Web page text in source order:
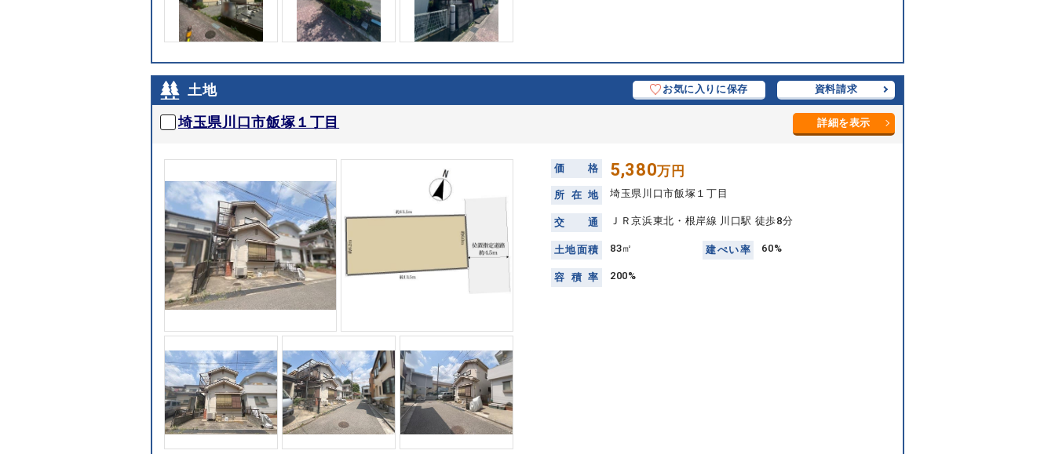
土地 お気に入りに保存 資料請求
埼玉県川口市飯塚１丁目 詳細を表示
価 格 5,380万円
所 在 地 埼玉県川口市飯塚１丁目
交 通 ＪＲ京浜東北・根岸線 川口駅 徒歩8分
土地面積 83㎡ 建ぺい率 60%
容 積 率 200%